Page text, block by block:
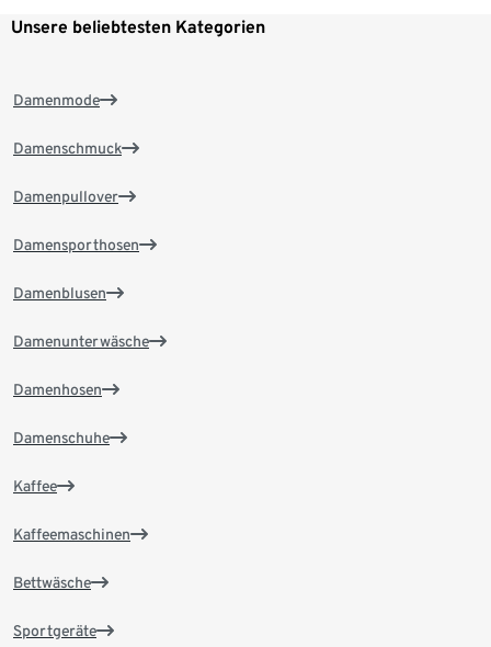
Unsere beliebtesten Kategorien
Damenmode
Damenschmuck
Damenpullover
Damensporthosen
Damenblusen
Damenunterwäsche
Damenhosen
Damenschuhe
Kaffee
Kaffeemaschinen
Bettwäsche
Sportgeräte